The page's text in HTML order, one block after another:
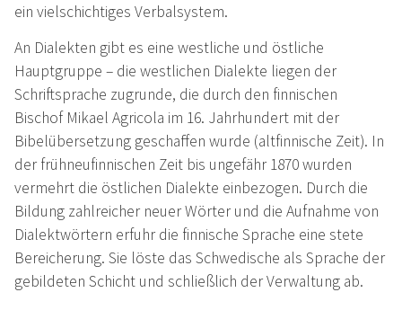
ein vielschichtiges Verbalsystem.
An Dialekten gibt es eine westliche und östliche
Hauptgruppe – die westlichen Dialekte liegen der
Schriftsprache zugrunde, die durch den finnischen
Bischof Mikael Agricola im 16. Jahrhundert mit der
Bibelübersetzung geschaffen wurde (altfinnische Zeit). In
der frühneufinnischen Zeit bis ungefähr 1870 wurden
vermehrt die östlichen Dialekte einbezogen. Durch die
Bildung zahlreicher neuer Wörter und die Aufnahme von
Dialektwörtern erfuhr die finnische Sprache eine stete
Bereicherung. Sie löste das Schwedische als Sprache der
gebildeten Schicht und schließlich der Verwaltung ab.